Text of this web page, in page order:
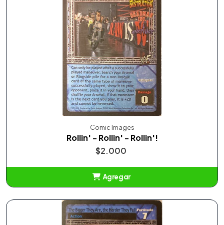
Comic Images
Rollin' - Rollin' - Rollin'!
$2.000
Agregar